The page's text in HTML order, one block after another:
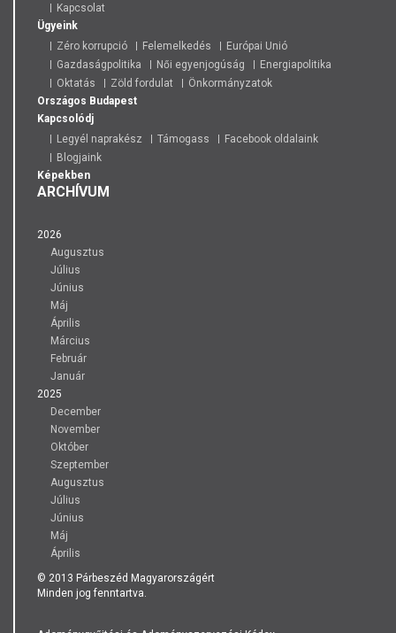
Kapcsolat
Ügyeink
Zéro korrupció
Felemelkedés
Európai Unió
Gazdaságpolitika
Női egyenjogúság
Energiapolitika
Oktatás
Zöld fordulat
Önkormányzatok
Országos Budapest
Kapcsolódj
Legyél naprakész
Támogass
Facebook oldalaink
Blogjaink
Képekben
ARCHÍVUM
2026
Augusztus
Július
Június
Máj
Április
Március
Február
Január
2025
December
November
Október
Szeptember
Augusztus
Július
Június
Máj
Április
© 2013 Párbeszéd Magyarországért
Minden jog fenntartva.